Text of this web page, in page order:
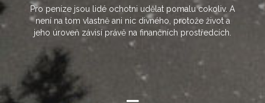
Pro peníze jsou lidé ochotni udělat pomalu cokoliv. A
není na tom vlastně ani nic divného, protože život a
jeho úroveň závisí právě na finančních prostředcích.